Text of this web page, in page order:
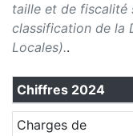
taille et de fiscalité
classification de la
Locales)..
Chiffres 2024
Charges de